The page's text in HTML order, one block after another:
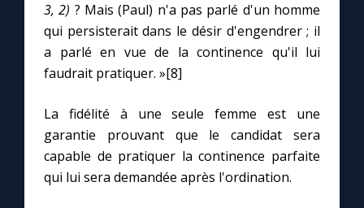
3, 2) ? Mais (Paul) n'a pas parlé d'un homme
qui persisterait dans le désir d'engendrer ; il
a parlé en vue de la continence qu'il lui
faudrait pratiquer. »[8]
La fidélité à une seule femme est une
garantie prouvant que le candidat sera
capable de pratiquer la continence parfaite
qui lui sera demandée après l'ordination.